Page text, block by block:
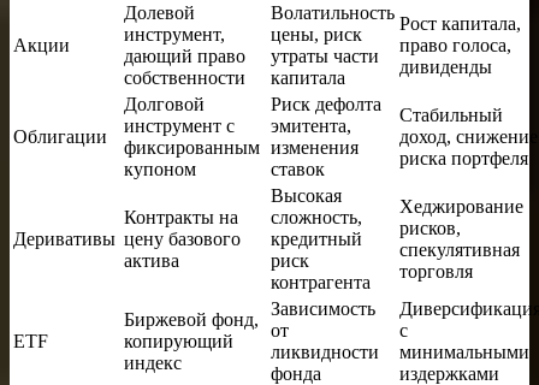
Акции
Долевой
инструмент,
дающий право
собственности
Волатильность
цены, риск
утраты части
капитала
Рост капитала,
право голоса,
дивиденды
Облигации
Долговой
инструмент с
фиксированным
купоном
Риск дефолта
эмитента,
изменения
ставок
Стабильный
доход, снижение
риска портфеля
Деривативы
Контракты на
цену базового
актива
Высокая
сложность,
кредитный
риск
контрагента
Хеджирование
рисков,
спекулятивная
торговля
ETF
Биржевой фонд,
копирующий
индекс
Зависимость
от
ликвидности
фонда
с
минимальными
издержками